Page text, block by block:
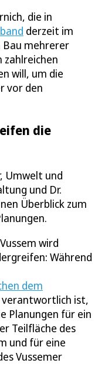
die in
derzeit im
Bau mehrerer
zahlreichen
will, um die
vor den
die
Umwelt und
und Dr.
Überblick zum
wird
Während
dem
verantwortlich ist,
Planungen für ein
Teilfläche des
und für eine
Vussemer